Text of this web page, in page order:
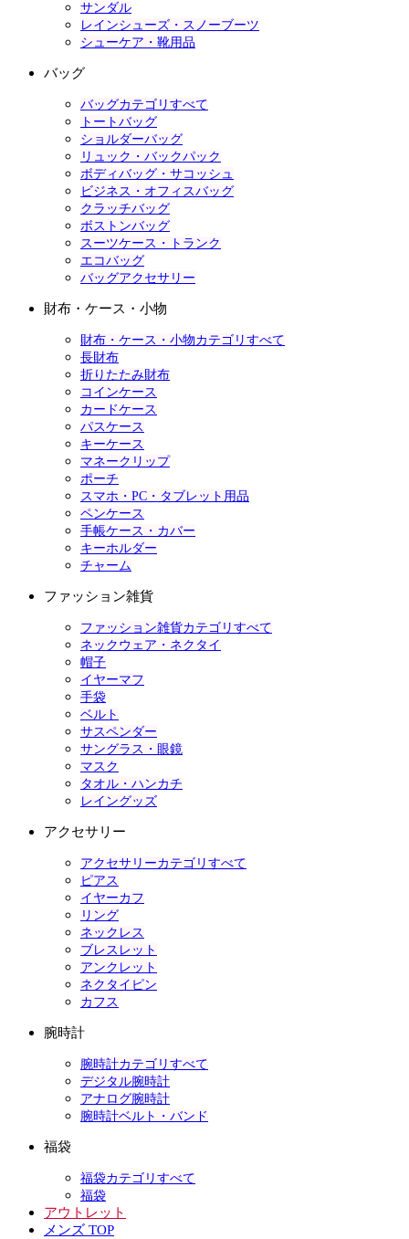
サンダル
レインシューズ・スノーブーツ
シューケア・靴用品
バッグ
バッグカテゴリすべて
トートバッグ
ショルダーバッグ
リュック・バックパック
ボディバッグ・サコッシュ
ビジネス・オフィスバッグ
クラッチバッグ
ボストンバッグ
スーツケース・トランク
エコバッグ
バッグアクセサリー
財布・ケース・小物
財布・ケース・小物カテゴリすべて
長財布
折りたたみ財布
コインケース
カードケース
パスケース
キーケース
マネークリップ
ポーチ
スマホ・PC・タブレット用品
ペンケース
手帳ケース・カバー
キーホルダー
チャーム
ファッション雑貨
ファッション雑貨カテゴリすべて
ネックウェア・ネクタイ
帽子
イヤーマフ
手袋
ベルト
サスペンダー
サングラス・眼鏡
マスク
タオル・ハンカチ
レイングッズ
アクセサリー
アクセサリーカテゴリすべて
ピアス
イヤーカフ
リング
ネックレス
ブレスレット
アンクレット
ネクタイピン
カフス
腕時計
腕時計カテゴリすべて
デジタル腕時計
アナログ腕時計
腕時計ベルト・バンド
福袋
福袋カテゴリすべて
福袋
アウトレット
メンズ TOP